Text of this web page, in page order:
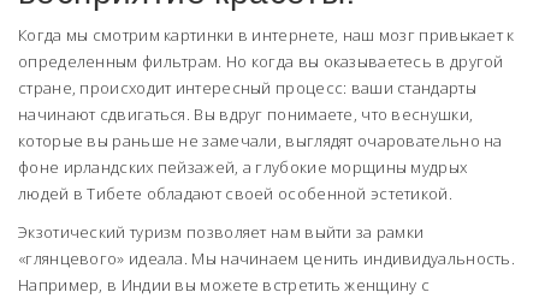
Когда мы смотрим картинки в интернете, наш мозг привыкает к
определенным фильтрам. Но когда вы оказываетесь в другой
стране, происходит интересный процесс: ваши стандарты
начинают сдвигаться. Вы вдруг понимаете, что веснушки,
которые вы раньше не замечали, выглядят очаровательно на
фоне ирландских пейзажей, а глубокие морщины мудрых
людей в Тибете обладают своей особенной эстетикой.
Экзотический туризм позволяет нам выйти за рамки
«глянцевого» идеала. Мы начинаем ценить индивидуальность.
Например, в Индии вы можете встретить женщину с